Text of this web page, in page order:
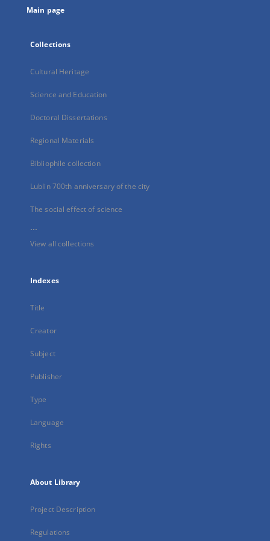
Main page
Collections
Cultural Heritage
Science and Education
Doctoral Dissertations
Regional Materials
Bibliophile collection
Lublin 700th anniversary of the city
The social effect of science
...
View all collections
Indexes
Title
Creator
Subject
Publisher
Type
Language
Rights
About Library
Project Description
Regulations